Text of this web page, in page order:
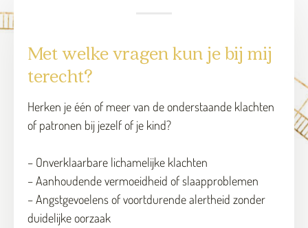
Met welke vragen kun je bij mij
terecht?
Herken je één of meer van de onderstaande klachten
of patronen bij jezelf of je kind?
– Onverklaarbare lichamelijke klachten
– Aanhoudende vermoeidheid of slaapproblemen
– Angstgevoelens of voortdurende alertheid zonder
duidelijke oorzaak